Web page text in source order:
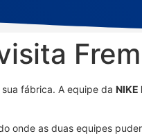
fábrica. A equipe da NIKE
onde as duas equipes